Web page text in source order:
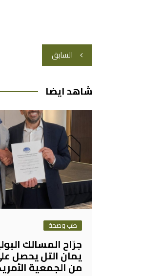
تصفّح
المقالات
السابق
شاهد ايضا
طب وصحة
جرّاح المسالك
من الجمعية